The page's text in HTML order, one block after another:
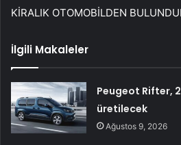
KİRALIK OTOMOBİLDEN
İlgili Makaleler
Peugeot Rifter,
üretilecek
Ağustos 9, 2026